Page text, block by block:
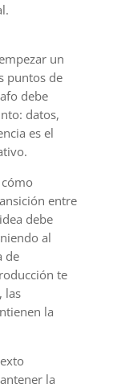
un
puntos de
debe
datos,
es el
entre
debe
al
de
te
las
la
la